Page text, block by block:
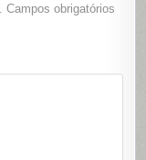
Campos obrigatórios